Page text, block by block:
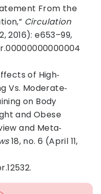
From the
Circulation
2016): e653–99,
of High‐
Vs. Moderate‐
on Body
and Obese
and Meta‐
18, no. 6 (April 11,